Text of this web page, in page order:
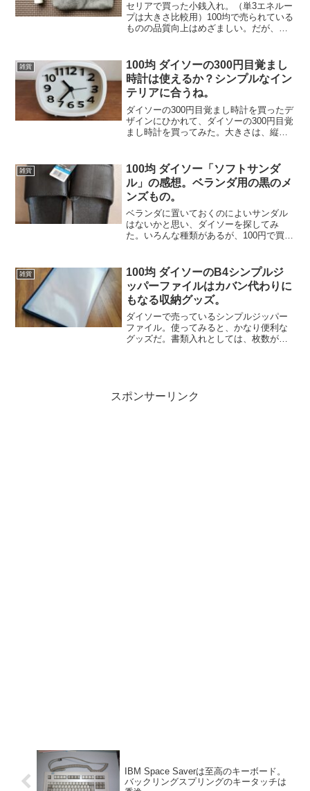
セリアで買った小銭入れ。（単3エネルー
プは大きさ比較用）100均で売られている
ものの品質向上はめざましい。だが、コ
という感じを受ける。そんな中でセリア
でよさそうなものを...
雑貨
100均 ダイソーの300円目覚まし
時計は使えるか？シンプルなイン
テリアに合うね。
ダイソーの300円目覚まし時計を買ったデ
ザインにひかれて、ダイソーの300円目覚
まし時計を買ってみた。大きさは、縦
プルなデザイン数字と針だけのシンプル
なデ...
雑貨
100均 ダイソー「ソフトサンダ
ル」の感想。ベランダ用の黒のメ
ンズもの。
ベランダに置いておくのによいサンダル
はないかと思い、ダイソーを探してみ
た。いろんな種類があるが、100円で買え
形でスポンジを固くしたような素材が使
われている。サイズは大...
雑貨
100均 ダイソーのB4シンプルジ
ッパーファイルはカバン代わりに
もなる収納グッズ。
ダイソーで売っているシンプルジッパー
ファイル。使ってみると、かなり便利な
グッズだ。書類入れとしては、枚数が少
スポンサーリンク
IBM Space Saverは至高のキーボード。
バックリングスプリングのキータッチは